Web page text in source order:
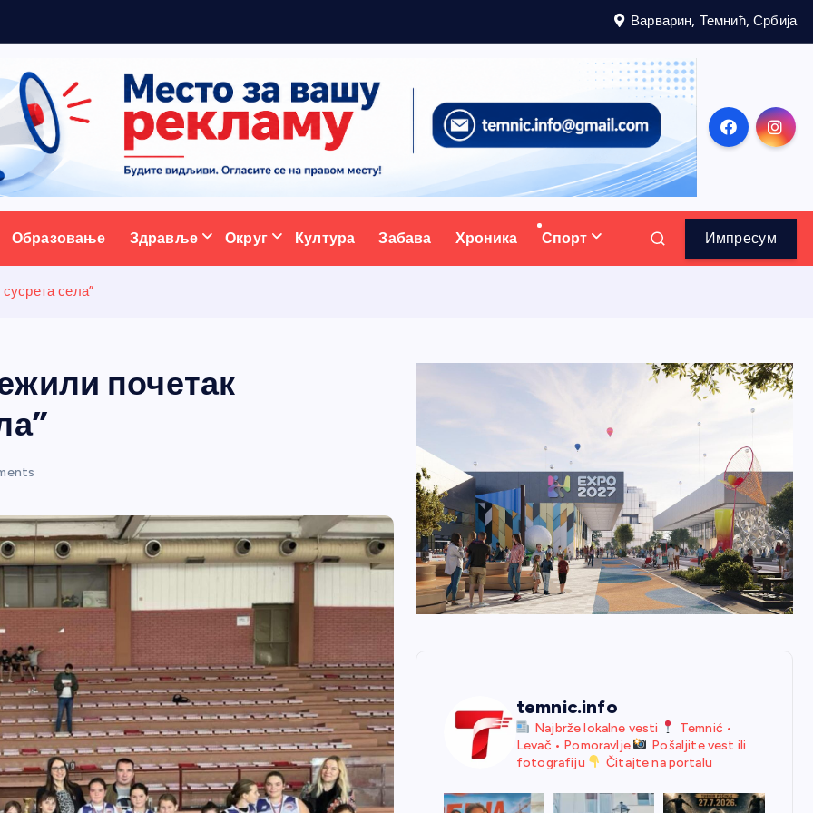
Варварин, Темнић, Србија
портал
Образовање Здравље Округ Култура Забава Хроника Спорт Импресум
села”
почетак
temnic.info
Najbrže lokalne vesti
Temnić •
Levač • Pomoravlje
Pošaljite vest ili
fotografiju
Čitajte na portalu